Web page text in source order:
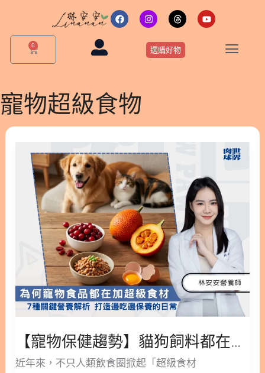
F
a
c
I
n
s
t
a
g
T
h
r
e
a
d
Y
o
u
0
購
物
籃
選購好物
寵物超級食物
【寵物保健趨勢】貓狗飼料都在加的「超級食材」是什麼？營養師解析7大關鍵成分
近年來，不只人類飲食圈掀起「超級食材
料
都
在
「超